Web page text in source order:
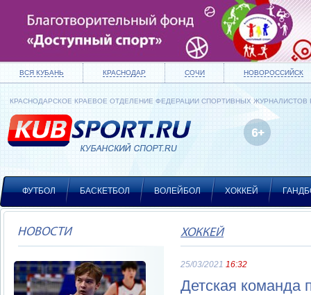
ВСЯ КУБАНЬ КРАСНОДАР СОЧИ НОВОРОССИЙСК
КРАСНОДАРСКОЕ КРАЕВОЕ ОТДЕЛЕНИЕ ФЕДЕРАЦИИ СПОРТИВНЫХ ЖУРНАЛИСТОВ
ФУТБОЛ БАСКЕТБОЛ ВОЛЕЙБОЛ ХОККЕЙ
НОВОСТИ ХОККЕЙ
25/03/2021 16:32
Детская команда